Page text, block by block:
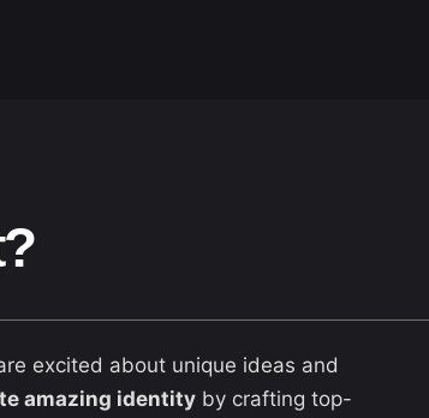
excited about unique ideas and
amazing identity by crafting top-